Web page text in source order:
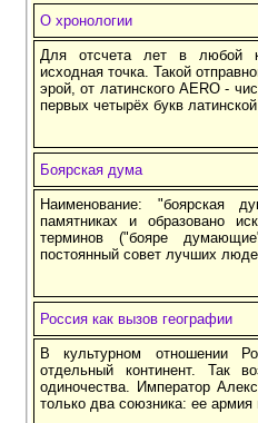
О хронологии
Для отсчета лет в любой
исходная точка. Такой
эрой, от латинского AERO -
первых четырёх букв
Боярская дума
Наименование: "боярская
памятниках и образовано
терминов ("бояре
постоянный совет лучших
Россия как вызов географии
В культурном отношении
отдельный континент. Так
одиночества. Император
только два союзника: ее